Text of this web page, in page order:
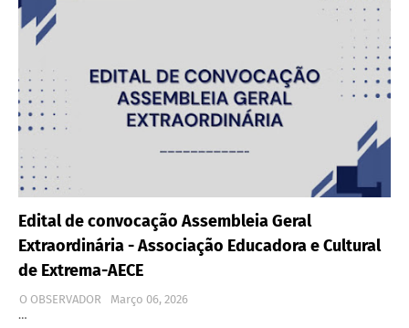
Edital de convocação Assembleia Geral
Extraordinária - Associação Educadora e Cultural
de Extrema-AECE
O OBSERVADOR
Março 06, 2026
…